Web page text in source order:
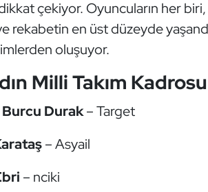
dikkat çekiyor. Oyuncuların her
rekabetin en üst düzeyde
oluşuyor.
Milli Takım
Durak–Target
–Asyail
– nciki